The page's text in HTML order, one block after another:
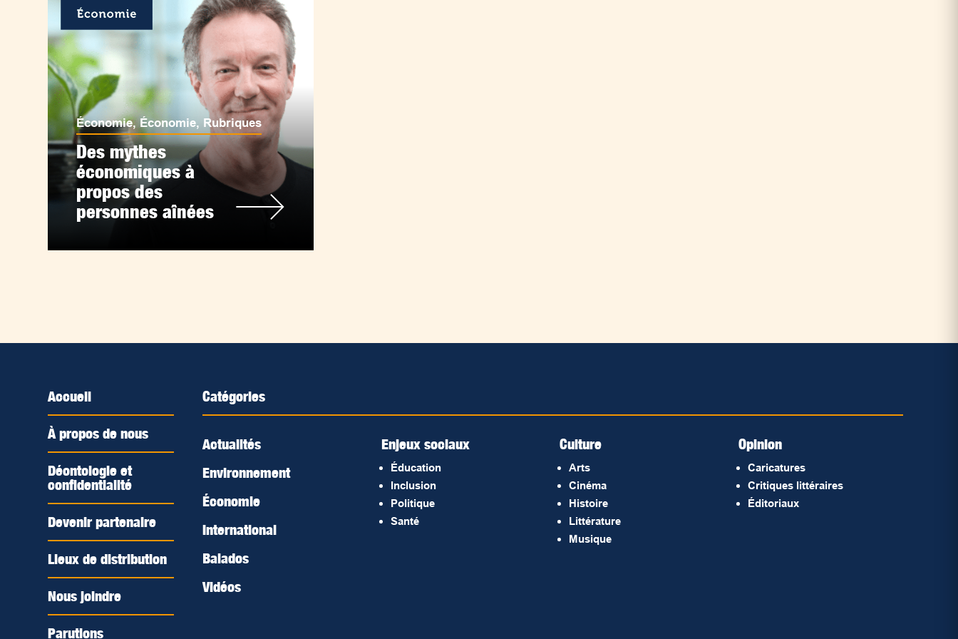
Économie,Économie, Rubriques
Des mythes
économiques à
propos des
personnes aînées
Accueil
À propos de nous
Déontologie et
confidentialité
Devenir partenaire
Lieux de distribution
Nous joindre
Parutions
Catégories
Actualités
Environnement
Économie
International
Balados
Vidéos
Enjeux sociaux
Éducation
Inclusion
Politique
Santé
Culture
Arts
Cinéma
Histoire
Littérature
Musique
Opinion
Caricatures
Critiques littéraires
Éditoriaux